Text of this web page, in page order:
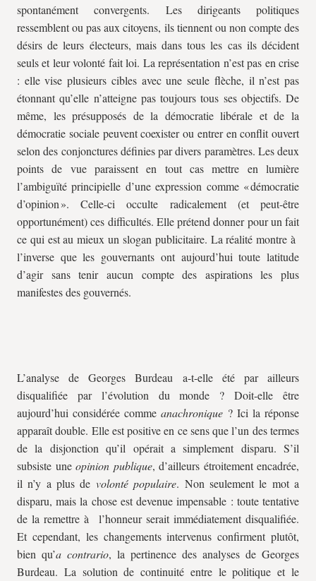
spontanément convergents. Les dirigeants politiques
ressemblent ou pas aux citoyens, ils tiennent ou non compte des
désirs de leurs électeurs, mais dans tous les cas ils décident
seuls et leur volonté fait loi. La représentation n’est pas en crise
: elle vise plusieurs cibles avec une seule flèche, il n’est pas
étonnant qu’elle n’atteigne pas toujours tous ses objectifs. De
même, les présupposés de la démocratie libérale et de la
démocratie sociale peuvent coexister ou entrer en conflit ouvert
selon des conjonctures définies par divers paramètres. Les deux
points de vue paraissent en tout cas mettre en lumière
l’ambiguïté principielle d’une expression comme « démocratie
d’opinion ». Celle-ci occulte radicalement (et peut-être
opportunément) ces difficultés. Elle prétend donner pour un fait
ce qui est au mieux un slogan publicitaire. La réalité montre à
l’inverse que les gouvernants ont aujourd’hui toute latitude
d’agir sans tenir aucun compte des aspirations les plus
manifestes des gouvernés.
L’analyse de Georges Burdeau a-t-elle été par ailleurs
disqualifiée par l’évolution du monde ? Doit-elle être
aujourd’hui considérée commeanachronique ? Ici la réponse
apparaît double. Elle est positive en ce sens que l’un des termes
de la disjonction qu’il opérait a simplement disparu. S’il
subsiste une opinion publique, d’ailleurs étroitement encadrée,
il n’y a plus de volonté populaire. Non seulement le mot a
disparu, mais la chose est devenue impensable : toute tentative
de la remettre à l’honneur serait immédiatement disqualifiée.
Et cependant, les changements intervenus confirment plutôt,
bien qu’a contrario, la pertinence des analyses de Georges
Burdeau. La solution de continuité entre le politique et le